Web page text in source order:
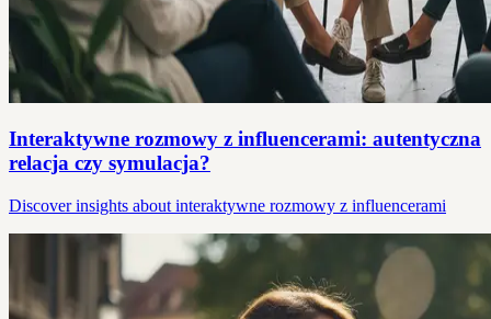
Interaktywne rozmowy z influencerami: autentyczna
relacja czy symulacja?
Discover insights about interaktywne rozmowy z influencerami